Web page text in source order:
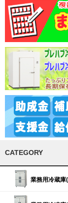
CATEGORY
業務用冷蔵庫